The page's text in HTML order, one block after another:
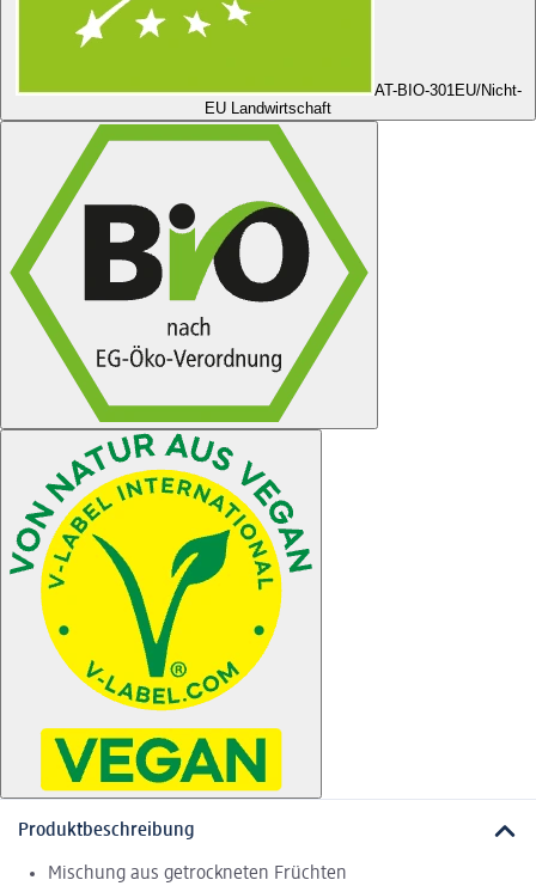
AT-BIO-301 EU/Nicht-
EU Landwirtschaft
Produktbeschreibung
Mischung aus getrockneten Früchten